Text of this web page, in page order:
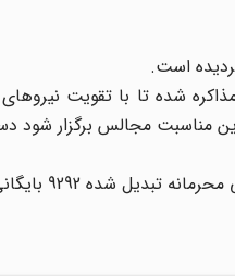
شده تا با تقویت
مناسبت مجالس برگزار شود
9292 بایگانى شود. 36/8/10